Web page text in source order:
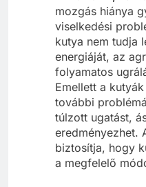
mozgás hiánya
viselkedési
kutya nem tudja
energiáját, az
folyamatos
Emellett a
további
túlzott ugatást,
eredményezhet.
biztosítja, hogy
a megfelelő